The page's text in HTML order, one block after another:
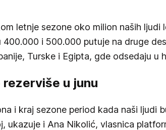
letnje sezone oko milion naših ljudi
400.000 i 500.000 putuje na druge
Turske i Egipta, gde odsedaju u
rezerviše u junu
i kraj sezone period kada naši ljudi
ukazuje i Ana Nikolić, vlasnica